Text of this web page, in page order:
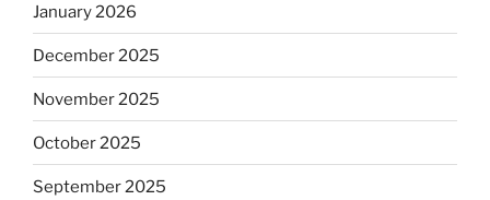
January 2026
December 2025
November 2025
October 2025
September 2025